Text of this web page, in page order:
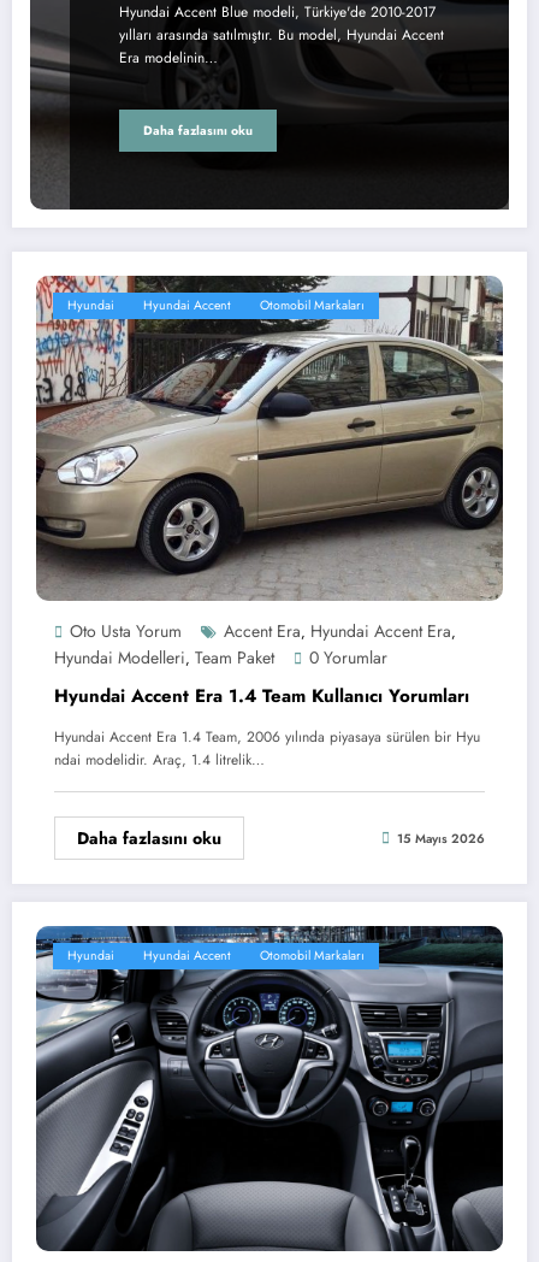
Hyundai Accent Blue modeli, Türkiye'de 2010-2017
yılları arasında satılmıştır. Bu model, Hyundai Accent
Era modelinin…
Daha fazlasını oku
Hyundai Hyundai Accent Otomobil Markaları
Oto Usta Yorum Accent Era, Hyundai Accent Era,
Hyundai Modelleri, Team Paket 0 Yorumlar
Hyundai Accent Era 1.4 Team Kullanıcı Yorumları
Hyundai Accent Era 1.4 Team, 2006 yılında piyasaya sürülen bir Hyu
ndai modelidir. Araç, 1.4 litrelik…
Daha fazlasını oku 15 Mayıs 2026
Hyundai Hyundai Accent Otomobil Markaları